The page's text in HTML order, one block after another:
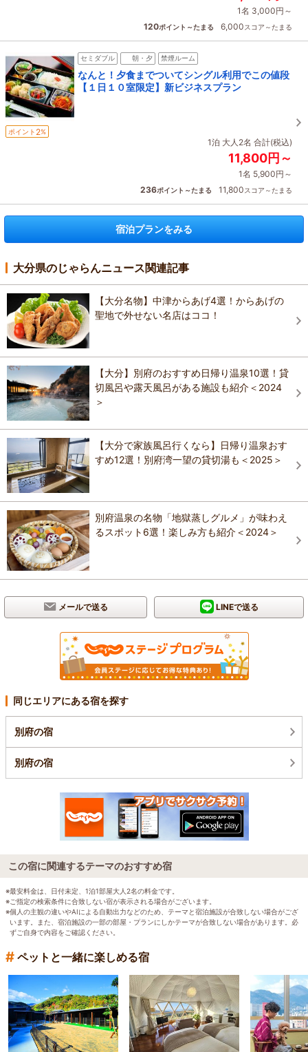
1名 3,000円～
120ポイント～たまる 6,000スコア～たまる
セミダブル 朝・夕 禁煙ルーム
なんと！夕食までついてシングル利用でこの値段
【１日１０室限定】新ビジネスプラン
ポイント 2%
1泊 大人2名 合計(税込)
11,800円～
1名 5,900円～
236ポイント～たまる 11,800スコア～たまる
宿泊プランをみる
大分県のじゃらんニュース関連記事
【大分名物】中津からあげ4選！からあげの
聖地で外せない名店はココ！
【大分】別府のおすすめ日帰り温泉10選！貸
切風呂や露天風呂がある施設も紹介＜2024
＞
【大分で家族風呂行くなら】日帰り温泉おす
すめ12選！別府湾一望の貸切湯も＜2025＞
別府温泉の名物「地獄蒸しグルメ」が味わえ
るスポット6選！楽しみ方も紹介＜2024＞
メールで送る LINEで送る
同じエリアにある宿を探す
別府の宿
別府の宿
この宿に関連するテーマのおすすめ宿
※最安料金は、日付未定、1泊1部屋大人2名の料金です。
※ご指定の検索条件に合致しない宿が表示される場合がございます。
※個人の主観の違いやAIによる自動出力などのため、テーマと宿泊施設が合致しない場合がござ
います。また、宿泊施設の一部の部屋・プランにしかテーマが合致しない場合があります。必
ずご自身で内容をご確認ください。
# ペットと一緒に楽しめる宿